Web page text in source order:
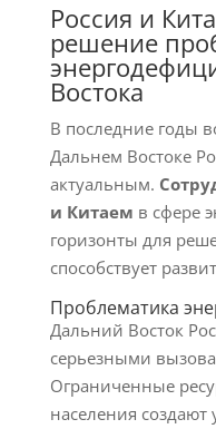
Россия и
решение
Востока
В последние годы
Дальнем Востоке
актуальным.
и Китаем в сфере
горизонты для
способствует
Проблематика
Дальний Восток
серьезными
Ограниченные
населения создают